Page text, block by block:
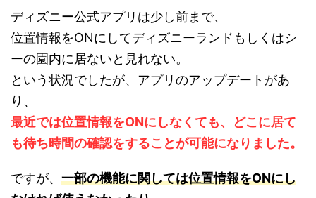
ディズニー公式アプリは少し前まで、
位置情報をONにしてディズニーランドもしくはシ
ーの園内に居ないと見れない。
という状況でしたが、アプリのアップデートがあ
り、
最近では位置情報をONにしなくても、どこに居て
も待ち時間の確認をすることが可能になりました。
ですが、 一部の機能に関しては位置情報をONにし